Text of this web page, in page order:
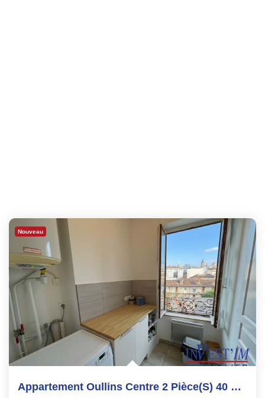
Nouveau
Appartement Oullins Centre 2 Pièce(s) 40 M2 Dernier Etage+...